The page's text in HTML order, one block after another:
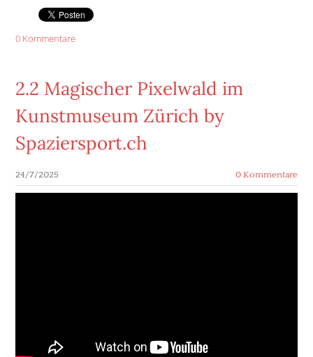
0 Kommentare
2.2 Magischer Pixelwald im
Kunstmuseum Zürich by
Spaziersport.ch
24/7/2025 0 Kommentare